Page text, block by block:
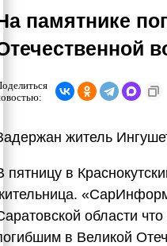
памятнике
житель
пятницу в
области
в Великой